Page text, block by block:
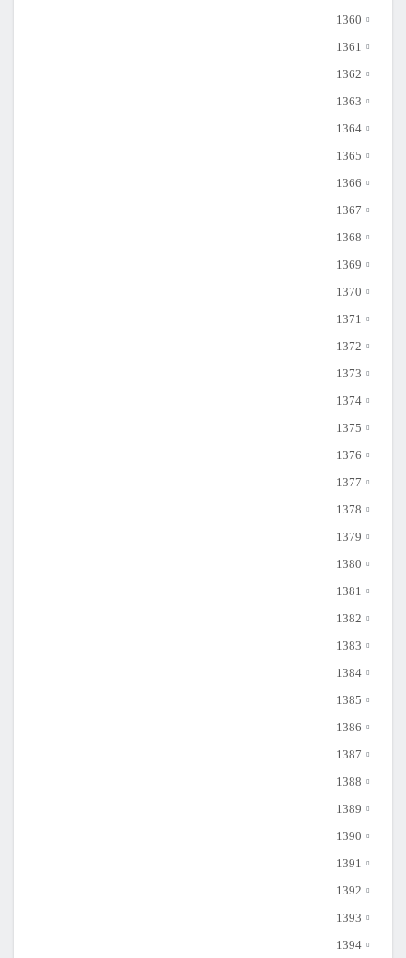
1360
1361
1362
1363
1364
1365
1366
1367
1368
1369
1370
1371
1372
1373
1374
1375
1376
1377
1378
1379
1380
1381
1382
1383
1384
1385
1386
1387
1388
1389
1390
1391
1392
1393
1394